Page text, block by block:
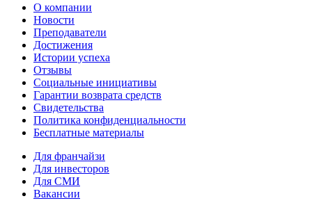
О компании
Новости
Преподаватели
Достижения
Истории успеха
Отзывы
Социальные инициативы
Гарантии возврата средств
Свидетельства
Политика конфиденциальности
Бесплатные материалы
Для франчайзи
Для инвесторов
Для СМИ
Вакансии